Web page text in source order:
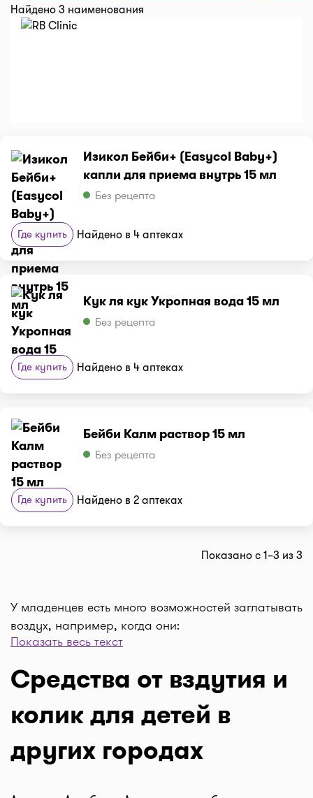
Найдено 3 наименования
Изикол Бейби+ (Easycol Baby+)
капли для приема внутрь 15 мл
Без рецепта
Где купить Найдено в 4 аптеках
Кук ля кук Укропная вода 15 мл
Без рецепта
Где купить Найдено в 4 аптеках
Бейби Калм раствор 15 мл
Без рецепта
Где купить Найдено в 2 аптеках
Показано с 1–3 из 3
У младенцев есть много возможностей заглатывать
воздух, например, когда они:
едят, независимо от того, из груди или из
сосут соску
плачут
Когда воздух задерживается в животе вашего
Срыгивают
капризничает
Показать весь текст
Средства от вздутия и
колик для детей в
других городах